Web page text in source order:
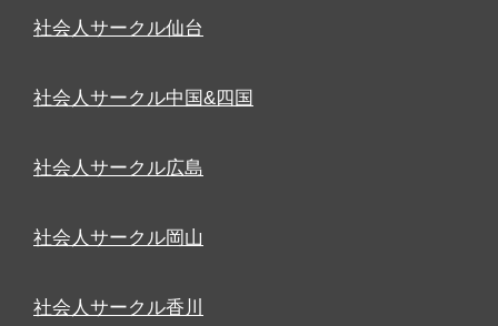
社会人サークル仙台
社会人サークル中国&四国
社会人サークル広島
社会人サークル岡山
社会人サークル香川